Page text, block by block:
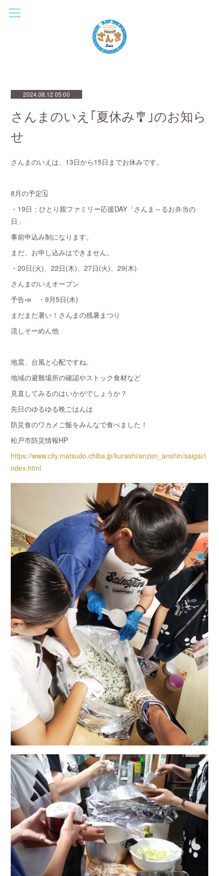
2024.08.12 05:00
さんまのいえ｢夏休み🎐｣のお知ら
せ
さんまのいえは、13日から15日までお休みです。
8月の予定🗓️
・19日：ひとり親ファミリー応援DAY「さんま～るお弁当の
日」
事前申込み制になります。
まだ、お申し込みはできません。
・20日(火)、22日(木)、27日(火)、29(木)
さんまのいえオープン
予告📣 ・9月5日(木)
まだまだ暑い！さんまの残暑まつり
流しそーめん他
地震、台風と心配ですね。
地域の避難場所の確認やストック食材など
見直してみるのはいかがでしょうか？
先日のゆるゆる晩ごはんは
防災食のワカメご飯をみんなで食べました！
松戸市防災情報HP
https://www.city.matsudo.chiba.jp/kurashi/anzen_anshin/saigai/i
ndex.html